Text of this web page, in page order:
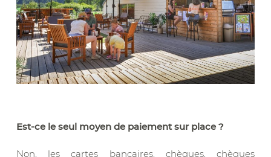
Est-ce le seul moyen de paiement sur place ?
Non, les cartes bancaires, chèques, chèques